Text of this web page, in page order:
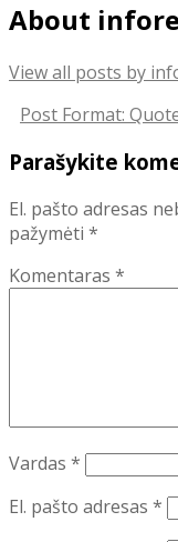
About
View all posts by
Post
navigation
Post Format:
Parašykite
El. pašto adresas
pažymėti *
Komentaras *
Vardas *
El. pašto adresas *